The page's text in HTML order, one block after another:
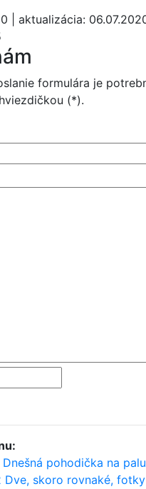
| aktualizácia:
formulára je
(*).
Dnešná pohodička na
Dve, skoro rovnaké, fotky